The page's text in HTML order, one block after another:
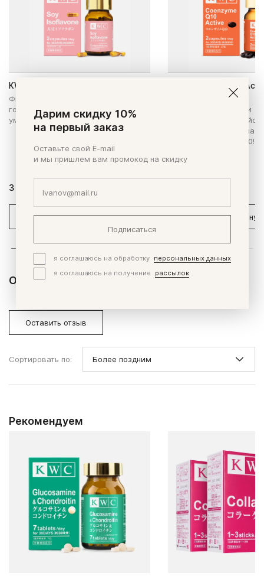
KWC Соевый изофлавон
Фитоэстрогены для нормализации
гормонального баланса,
уменьшения симптомов климакса.
3 850 ₽
В корзину
KWC Коэнзим Q10
Препарат с мощным
энергообразующим и
антиоксидантным
Обновленная формула -
больше коэнзима Q10!
В корзину
Отзывы и вопросы
Оставить отзыв
Сортировать по:
Рекомендуем
Дарим скидку 10%
на первый заказ
Оставьте свой E-mail
и мы пришлем вам промокод на скидку
Подписаться
я соглашаюсь на обработку
персональных данных
я соглашаюсь на получение
рассылок